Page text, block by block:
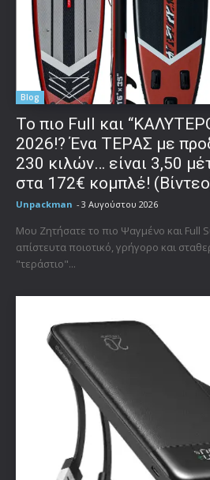
Blog
To πιο Full και
2026!? Ένα ΤΕΡΑΣ με
230 κιλών… είναι 3,50
στα 172€ κομπλέ!
Unpackman - 3 Αυγούστου 2026
Μου Ζητήσατε το πιο Ψαγμένο και Full
απίστευτα ποιοτικό, γρήγορο και
"τεράστιο"...